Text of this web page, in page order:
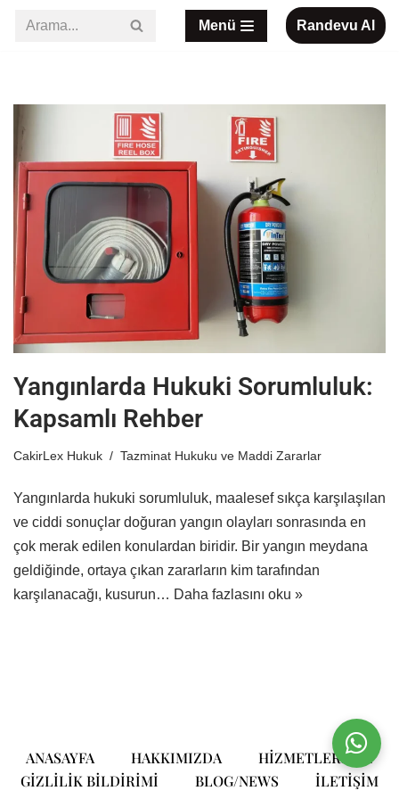
Menü Randevu Al
Yangınlarda Hukuki Sorumluluk:
Kapsamlı Rehber
CakirLex Hukuk Tazminat Hukuku ve Maddi Zararlar
Yangınlarda hukuki sorumluluk, maalesef sıkça karşılaşılan
ve ciddi sonuçlar doğuran yangın olayları sonrasında en
çok merak edilen konulardan biridir. Bir yangın meydana
geldiğinde, ortaya çıkan zararların kim tarafından
karşılanacağı, kusurun… Daha fazlasını oku »
ANASAYFA HAKKIMIZDA
HIZMETLERIMIZ
GIZLILIK BILDIRIMI
BLOG/NEWS ILETIŞIM